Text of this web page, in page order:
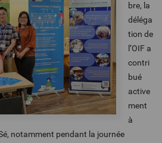
bre, la
déléga
tion de
l’OIF a
contri
bué
active
ment
à
notamment pendant la journée